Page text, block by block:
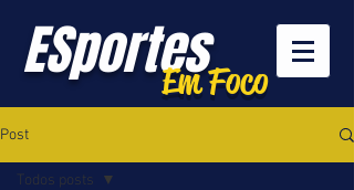
ESportesEm Foco
Post
Todos posts